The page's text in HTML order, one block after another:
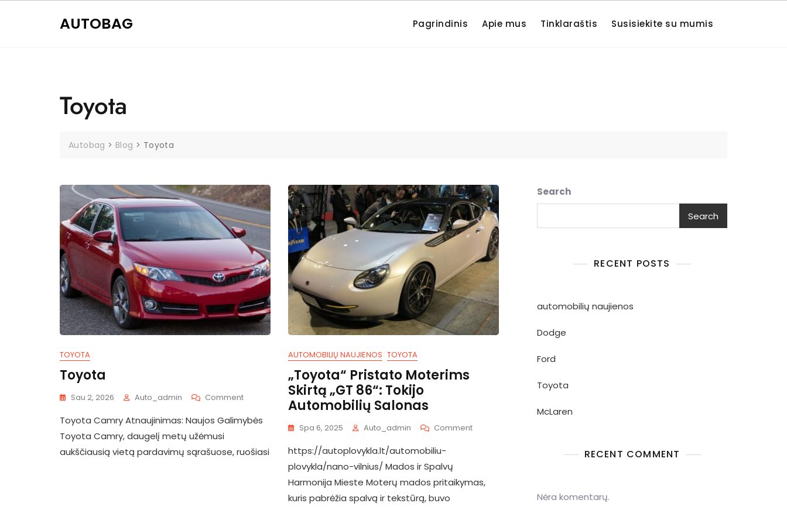
AUTOBAG Pagrindinis Apie mus Tinklaraštis Susisiekite su mumis
Toyota
Autobag > Blog > Toyota
TOYOTA
Toyota
Sau 2, 2026 Auto_admin CommentOn
Toyota Camry Atnaujinimas: Naujos Galimybės
Toyota Camry, daugelį metų užėmusi
aukščiausią vietą pardavimų sąrašuose, ruošiasi
AUTOMOBILIŲ NAUJIENOS TOYOTA
„Toyota“ Pristato Moterims
Skirtą „GT 86“: Tokijo
Automobilių Salonas
Spa 6, 2025 Auto_admin CommentOn
„GT
https://autoplovykla.lt/automobiliu-
plovykla/nano-vilnius/ Mados ir Spalvų
Harmonija Mieste Moterų mados pritaikymas,
kuris pabrėžia spalvą ir tekstūrą, buvo
Search
Search
RECENT POSTS
automobilių naujienos
Dodge
Ford
Toyota
McLaren
RECENT COMMENT
Nėra komentarų.